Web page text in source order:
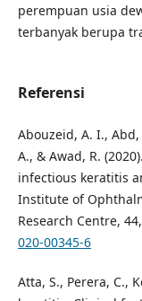
perempuan usia
terbanyak berupa
Referensi
Abouzeid, A. I., Abd,
A., & Awad, R.
infectious keratitis
Institute of
Research Centre,
020-00345-6
Atta, S., Perera, C.,